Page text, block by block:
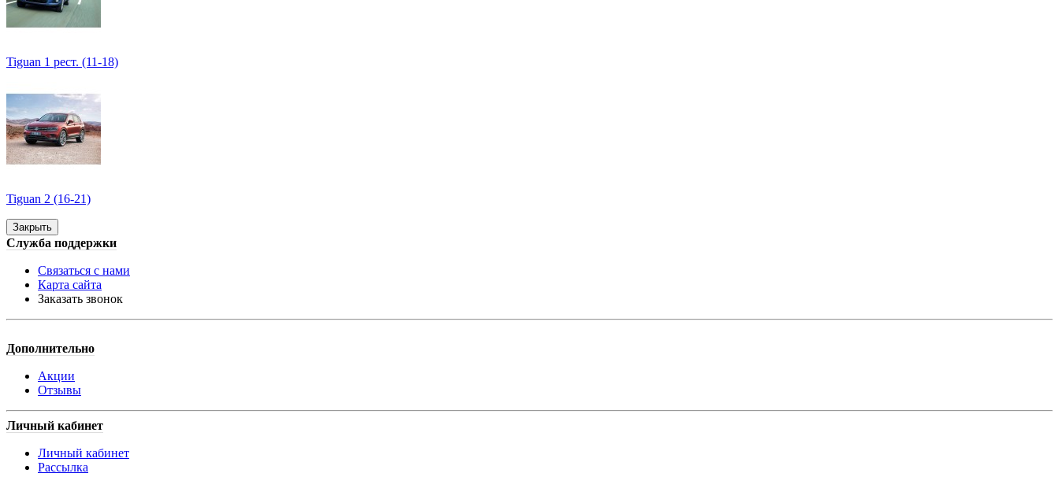
Tiguan 1 рест. (11-18)
Tiguan 2 (16-21)
Закрыть
Служба поддержки
Связаться с нами
Карта сайта
Заказать звонок
Дополнительно
Акции
Отзывы
Личный кабинет
Личный кабинет
Рассылка